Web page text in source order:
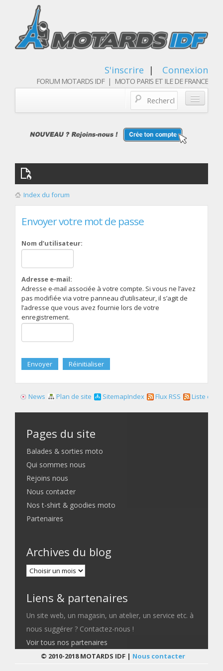
S'inscrire | Connexion
FORUM MOTARDS IDF | MOTO PARIS ET ILE DE FRANCE
Qui sommes nous
Les membres
Index du forum
Envoyer votre mot de passe
Nom d’utilisateur:
Adresse e-mail:
Adresse e-mail associée à votre compte. Si vous ne l’avez
pas modifiée via votre panneau d’utilisateur, il s’agit de
l’adresse que vous avez fournie lors de votre
enregistrement.
News Plan de site SitemapIndex Flux RSS Liste des
Pages du site
Balades & sorties moto
Qui sommes nous
Rejoins nous
Nous contacter
Nos t-shirt & goodies moto
Partenaires
Archives du blog
Liens & partenaires
Un site web, un magasin, un atelier, un service etc. à
nous suggérer ? Contactez-nous !
Voir tous nos partenaires
© 2010-2018 MOTARDS IDF | Nous contacter